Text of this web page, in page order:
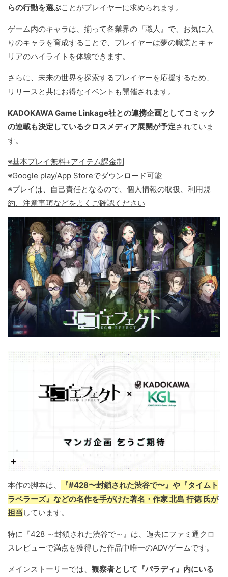
らの行動を選ぶことがプレイヤーに求められます。
ゲーム内のキャラは、揃って各業界の『職人』で、お気に入
りのキャラを育成することで、プレイヤーは夢の職業とキャ
リアのハイライトを体験できます。
さらに、未来の世界を探索するプレイヤーを応援するため、
リリースと共にお得なイベントも開催されます。
KADOKAWA Game Linkage社との連携企画としてコミック
の連載も決定しているクロスメディア展開が予定されていま
す。
※基本プレイ無料+アイテム課金制
※Google play/App Storeでダウンロード可能
※プレイは、自己責任となるので、個人情報の取扱、利用規
約、注意事項などをよくご確認ください
本作の脚本は、
『#428〜封鎖された渋谷で〜』や『タイムト
ラベラーズ』などの名作を手がけた著名・作家 北島 行徳 氏が
担当 しています。
特に『428 ～封鎖された渋谷で～』は、過去にファミ通クロ
スレビューで満点を獲得した作品中唯一のADVゲームです。
メインストーリーでは、 観察者として『パラディ』内にいる